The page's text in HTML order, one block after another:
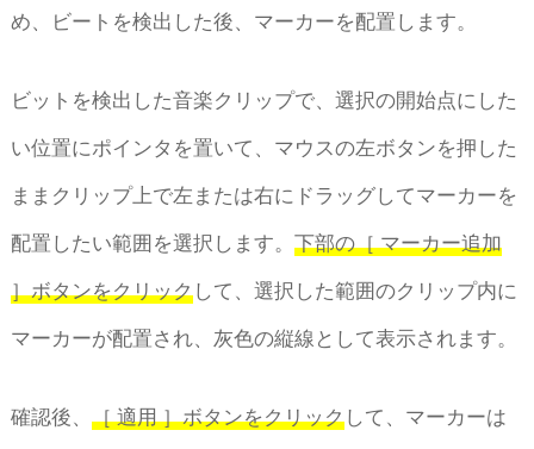
め、ビートを検出した後、マーカーを配置します。
ビットを検出した音楽クリップで、選択の開始点にした
い位置にポインタを置いて、マウスの左ボタンを押した
ままクリップ上で左または右にドラッグしてマーカーを
配置したい範囲を選択します。 下部の［ マーカー追加
］ボタンをクリックして、選択した範囲のクリップ内に
マーカーが配置され、灰色の縦線として表示されます。
確認後、 ［ 適用 ］ボタンをクリックして、マーカーは